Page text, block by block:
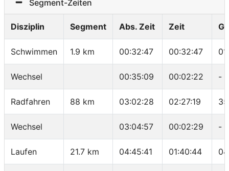
Segment-Zeiten
Disziplin Segment Abs. Zeit Zeit
Schwimmen 1.9 km 00:32:47 00:32:47
Wechsel 00:35:09 00:02:22 -
Radfahren 88 km 03:02:28 02:27:19
Wechsel 03:04:57 00:02:29 -
Laufen 21.7 km 04:45:41 01:40:44